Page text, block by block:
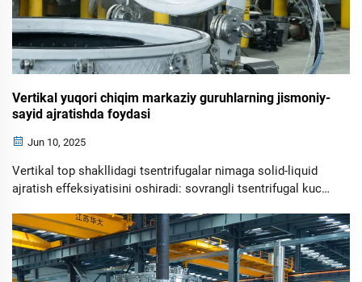
Vertikal yuqori chiqim markaziy guruhlarning jismoniy-
sayid ajratishda foydasi
Jun 10, 2025
Vertikal top shakllidagi tsentrifugalar nimaga solid-liquid
ajratish effeksiyatisini oshiradi: sovrangli tsentrifugal kuch
Disk stack tsentrifuga ajratuvchilar bilan ulashing va
ularning sifatli ishlashining, narxni past etish va innovatsion
xususiyatlarning qanday yaxshi tomonlarini ko'ring.